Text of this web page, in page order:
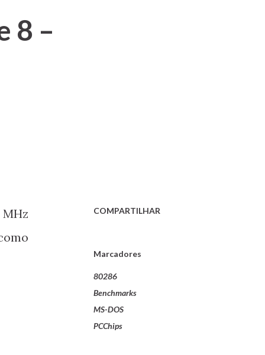
8 –
COMPARTILHAR
Marcadores
80286
Benchmarks
MS-DOS
PCChips